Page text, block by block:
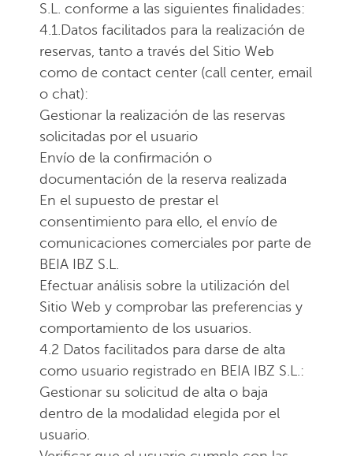
S.L. conforme a las siguientes finalidades:
4.1.Datos facilitados para la realización de
reservas, tanto a través del Sitio Web
como de contact center (call center, email
o chat):
Gestionar la realización de las reservas
solicitadas por el usuario
Envío de la confirmación o
documentación de la reserva realizada
En el supuesto de prestar el
consentimiento para ello, el envío de
comunicaciones comerciales por parte de
BEIA IBZ S.L.
Efectuar análisis sobre la utilización del
Sitio Web y comprobar las preferencias y
comportamiento de los usuarios.
4.2 Datos facilitados para darse de alta
como usuario registrado en BEIA IBZ S.L.:
Gestionar su solicitud de alta o baja
dentro de la modalidad elegida por el
usuario.